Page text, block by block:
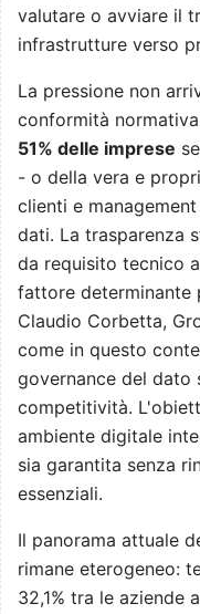
valutare o avviare il
infrastrutture verso
La pressione non
conformità
51% delle imprese
- o della vera e
clienti e
dati. La trasparenza
da requisito tecnico a
fattore determinante
Claudio Corbetta,
come in questo
governance del dato
competitività.
ambiente digitale
sia garantita senza
essenziali.
Il panorama attuale
rimane eterogeneo:
32,1% tra le aziende